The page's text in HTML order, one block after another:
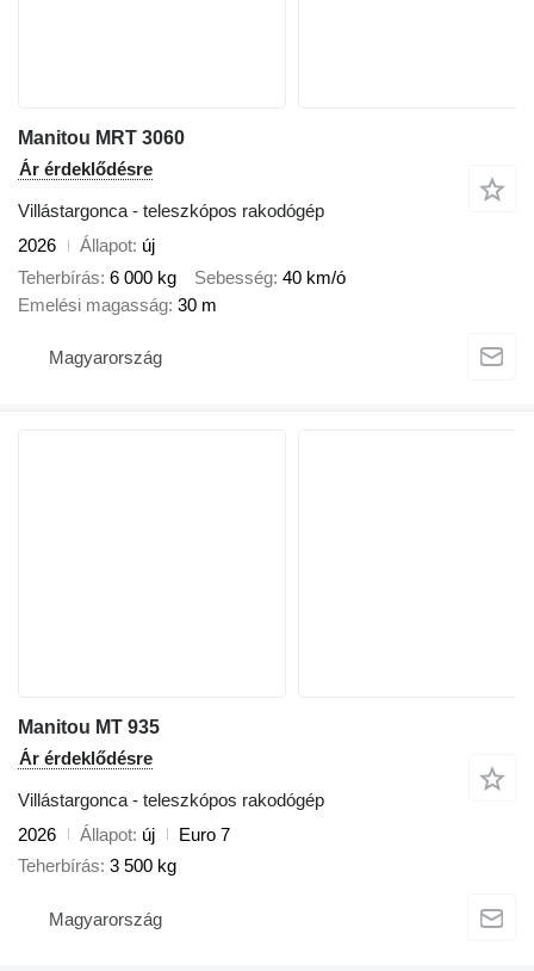
Manitou MRT 3060
Ár érdeklődésre
Villástargonca - teleszkópos rakodógép
2026
Állapot új
Teherbírás 6 000 kg Sebesség 40 km/ó
Emelési magasság 30 m
Magyarország
Manitou MT 935
Ár érdeklődésre
Villástargonca - teleszkópos rakodógép
2026
Állapot új
Euro 7
Teherbírás 3 500 kg
Magyarország